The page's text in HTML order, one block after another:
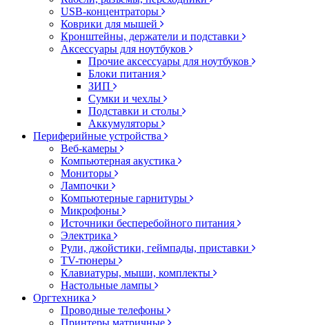
USB-концентраторы
Коврики для мышей
Кронштейны, держатели и подставки
Аксессуары для ноутбуков
Прочие аксессуары для ноутбуков
Блоки питания
ЗИП
Сумки и чехлы
Подставки и столы
Аккумуляторы
Периферийные устройства
Веб-камеры
Компьютерная акустика
Мониторы
Лампочки
Компьютерные гарнитуры
Микрофоны
Источники бесперебойного питания
Электрика
Рули, джойстики, геймпады, приставки
TV-тюнеры
Клавиатуры, мыши, комплекты
Настольные лампы
Оргтехника
Проводные телефоны
Принтеры матричные